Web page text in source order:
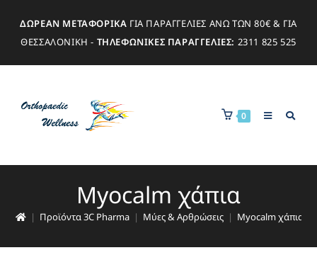
ΔΩΡΕΑΝ ΜΕΤΑΦΟΡΙΚΑ ΓΙΑ ΠΑΡΑΓΓΕΛΙΕΣ ΑΝΩ ΤΩΝ 80€ & ΓΙΑ
ΘΕΣΣΑΛΟΝΙΚΗ - ΤΗΛΕΦΩΝΙΚΕΣ ΠΑΡΑΓΓΕΛΙΕΣ: 2311 825 525
0
Myocalm χάπια
| Προϊόντα 3C Pharma | Μύες & Αρθρώσεις | Myocalm χάπια